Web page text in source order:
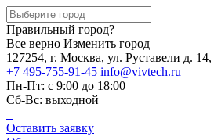
Правильный город?
Все верно Изменить город
127254, г. Москва, ул. Руставели д.
+7 495-755-91-45 info@vivtech.ru
Пн-Пт: с 9:00 до 18:00
Сб-Вс: выходной
Оставить заявку